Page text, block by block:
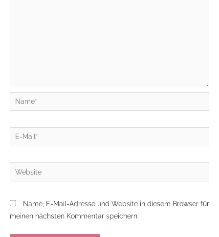
Name*
E-
Mail*
Website
Name, E-Mail-Adresse und Website in diesem Browser für
meinen nächsten Kommentar speichern.